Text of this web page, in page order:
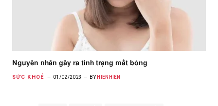
Nguyên nhân gây ra tình trạng mắt bỏng
SỨC KHOẺ 01/02/2023 BY HIENHIEN